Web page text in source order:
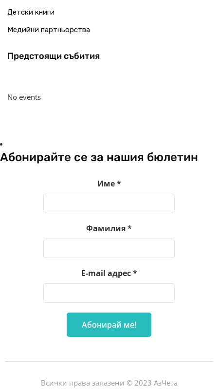
Детски книги
Медийни партньорства
Предстоящи събития
No events
Абонирайте се за нашия бюлетин
Име*
Фамилия*
E-mail адрес*
Всички права запазени © 2023 АзЧета